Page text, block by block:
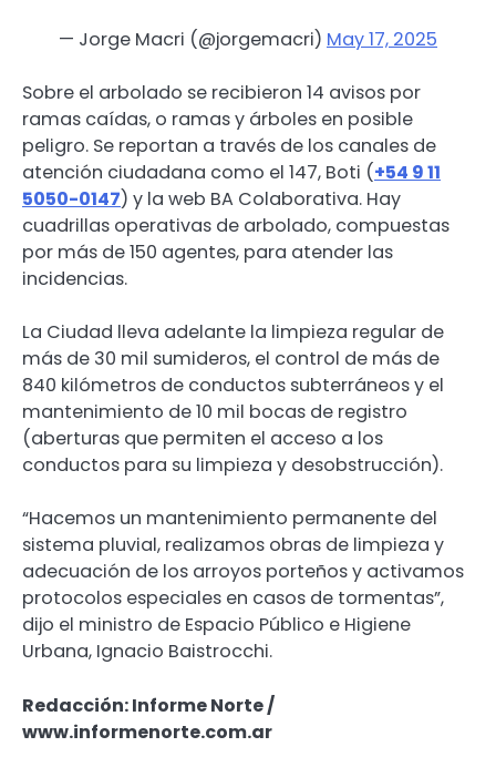
— Jorge Macri (@jorgemacri) May 17, 2025
Sobre el arbolado se recibieron 14 avisos por
ramas caídas, o ramas y árboles en posible
peligro. Se reportan a través de los canales de
atención ciudadana como el 147, Boti (+54 9 11
5050-0147) y la web BA Colaborativa. Hay
cuadrillas operativas de arbolado, compuestas
por más de 150 agentes, para atender las
incidencias.
La Ciudad lleva adelante la limpieza regular de
más de 30 mil sumideros, el control de más de
840 kilómetros de conductos subterráneos y el
mantenimiento de 10 mil bocas de registro
(aberturas que permiten el acceso a los
conductos para su limpieza y desobstrucción).
“Hacemos un mantenimiento permanente del
sistema pluvial, realizamos obras de limpieza y
adecuación de los arroyos porteños y activamos
protocolos especiales en casos de tormentas”,
dijo el ministro de Espacio Público e Higiene
Urbana, Ignacio Baistrocchi.
Redacción: Informe Norte /
www.informenorte.com.ar